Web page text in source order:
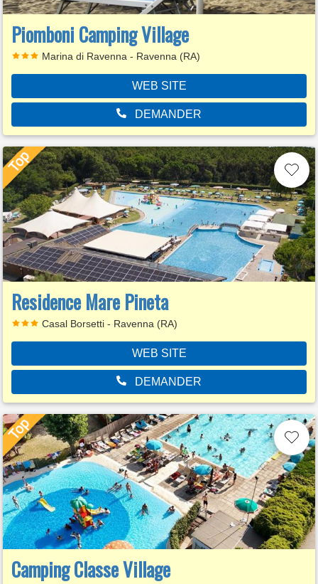
Piomboni Camping Village
Marina di Ravenna - Ravenna (RA)
WEB SITE
DEMANDER
Residence Mare Pineta
Casal Borsetti - Ravenna (RA)
WEB SITE
DEMANDER
Camping Classe Village